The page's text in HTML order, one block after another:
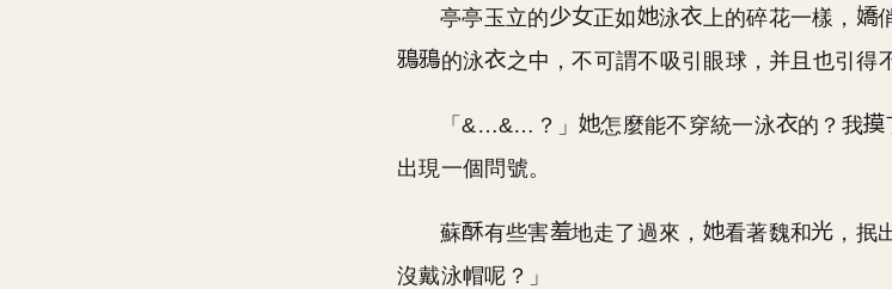
亭亭玉立的 正如 泳 上的碎花一樣，
的泳
之中，不可謂不吸引眼球，并且也引得
「&…&…？」 怎麼能不穿統一泳 的？我
出現一個問號。
蘇 有些害 地走了過來， 看著魏和 ，抿
沒戴泳帽呢？」